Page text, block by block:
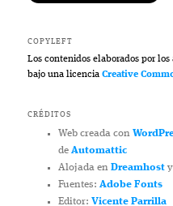
COPYLEFT
Los contenidos elaborados por
bajo una licenciaCreative
CRÉDITOS
Web creada con
de Automattic
Alojada en Dreamhosty
Fuentes: Adobe Fonts
Editor: Vicente Parrilla